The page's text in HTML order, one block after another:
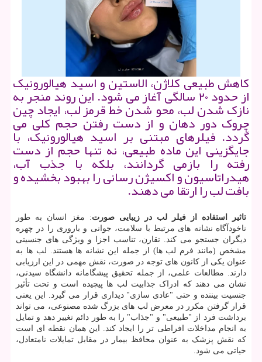
کاهش طبیعی کلاژن، الاستین و اسید هیالورونیک
از حدود ۲۰ سالگی آغاز می شود. این روند منجر به
نازک شدن لب، محو شدن خط قرمز لب، ایجاد چین
چروک دور دهان و از دست رفتن حجم کلی می
گردد. فیلرهای مبتنی بر اسید هیالورونیک، با
جایگزینی این ماده طبیعی، نه تنها حجم از دست
رفته را بازمی گردانند، بلکه با جذب آب،
هیدراتاسیون و اکسیژن رسانی را بهبود بخشیده و
بافت لب را ارتقا می دهند.
تاثیر استفاده از فیلر لب در زیبایی صورت: مغز انسان به طور
ناخودآگاه نشانه های مرتبط با سلامت، جوانی و باروری را در چهره
دیگران جستجو می کند. تقارن، تناسب اجزا و ویژگی های جنسیتی
مشخص (مانند فرم لب ها) از جمله این نشانه ها هستند. لب ها به
عنوان یکی از کانون های توجه در صورت، نقش مهمی در این ارزیابی
دارند. مطالعات علمی، از جمله تحقیق پیشگامانه دانشگاه سیدنی،
نشان می دهند که ادراک جذابیت لب ها پیچیده است و تحت تأثیر
جنسیت بیننده و حتی "عادی سازی" دیداری قرار می گیرد. این یعنی
قرار گرفتن مکرر در معرض لب های بزرگ شده مصنوعی، می تواند
برداشت فرد از "طبیعی" و "جذاب" را به طور دائم تغییر دهد و تمایل
به انجام مداخلات افراطی تر را ایجاد کند. این همان نقطه ای است
که نقش پزشک به عنوان محافظ بیمار در مقابل تمایلات نامتعادل،
حیاتی می شود.